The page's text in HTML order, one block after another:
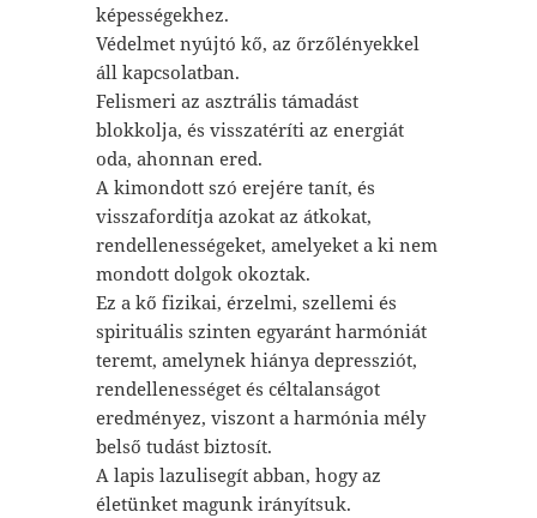
képességekhez.
Védelmet nyújtó kő, az őrzőlényekkel
áll kapcsolatban.
Felismeri az asztrális támadást
blokkolja, és visszatéríti az energiát
oda, ahonnan ered.
A kimondott szó erejére tanít, és
visszafordítja azokat az átkokat,
rendellenességeket, amelyeket a ki nem
mondott dolgok okoztak.
Ez a kő fizikai, érzelmi, szellemi és
spirituális szinten egyaránt harmóniát
teremt, amelynek hiánya depressziót,
rendellenességet és céltalanságot
eredményez, viszont a harmónia mély
belső tudást biztosít.
A lapis lazulisegít abban, hogy az
életünket magunk irányítsuk.